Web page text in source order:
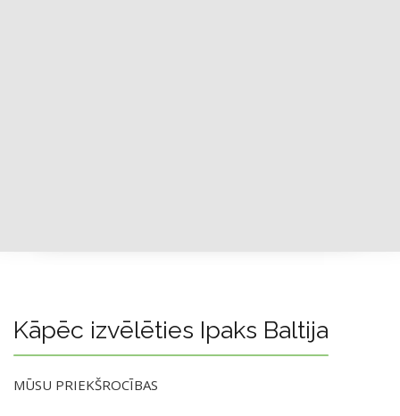
Kāpēc izvēlēties Ipaks Baltija
MŪSU PRIEKŠROCĪBAS